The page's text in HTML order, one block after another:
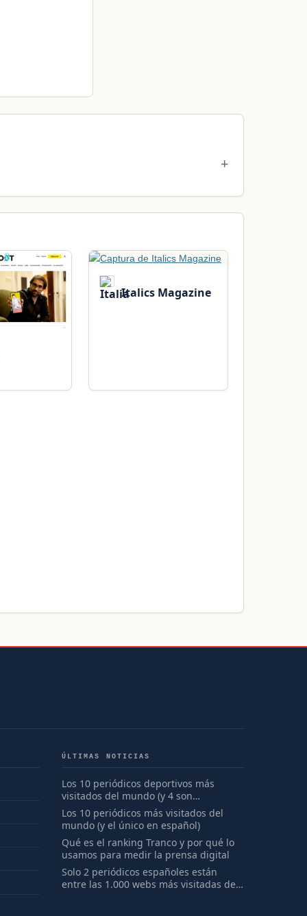
Italics Magazine
ÚLTIMAS NOTICIAS
Los 10 periódicos deportivos más
visitados del mundo (y 4 son
españoles)
Los 10 periódicos más visitados del
mundo (y el único en español)
Qué es el ranking Tranco y por qué lo
usamos para medir la prensa digital
Solo 2 periódicos españoles están
entre las 1.000 webs más visitadas del